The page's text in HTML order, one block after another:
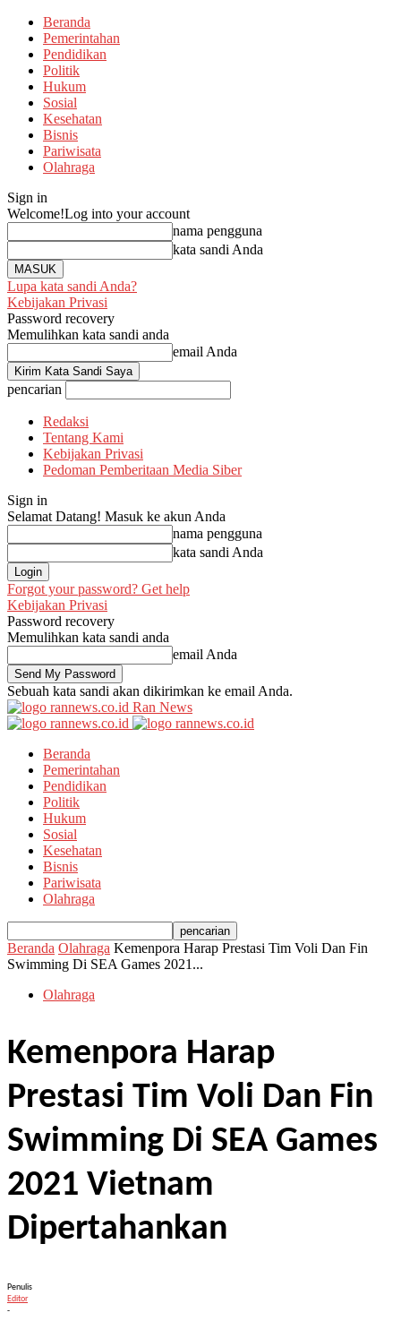
Beranda
Pemerintahan
Pendidikan
Politik
Hukum
Sosial
Kesehatan
Bisnis
Pariwisata
Olahraga
Sign in
Welcome!Log into your account
nama pengguna
kata sandi Anda
Lupa kata sandi Anda?
Kebijakan Privasi
Password recovery
Memulihkan kata sandi anda
email Anda
pencarian
Redaksi
Tentang Kami
Kebijakan Privasi
Pedoman Pemberitaan Media Siber
Sign in
Selamat Datang! Masuk ke akun Anda
nama pengguna
kata sandi Anda
Forgot your password? Get help
Kebijakan Privasi
Password recovery
Memulihkan kata sandi anda
email Anda
Sebuah kata sandi akan dikirimkan ke email Anda.
Ran News
Beranda
Pemerintahan
Pendidikan
Politik
Hukum
Sosial
Kesehatan
Bisnis
Pariwisata
Olahraga
Beranda Olahraga Kemenpora Harap Prestasi Tim Voli Dan Fin
Swimming Di SEA Games 2021...
Olahraga
Kemenpora Harap
Prestasi Tim Voli Dan Fin
Swimming Di SEA Games
2021 Vietnam
Dipertahankan
Penulis
Editor
-